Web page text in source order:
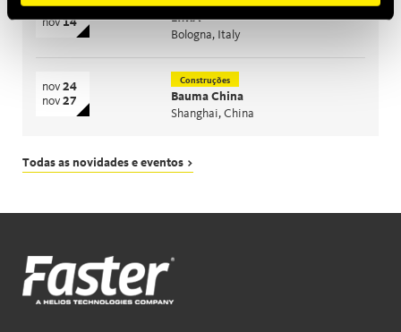
nov10
nov14
EIMA
Bologna, Italy
nov 24
nov 27
Construções
Bauma China
Shanghai, China
Todas as novidades e eventos >